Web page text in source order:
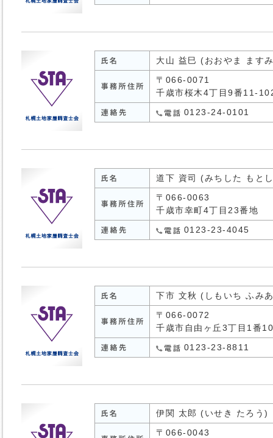
大山 益巳 (おおやま ます
〒066-0071
千歳市桜木4丁目9番11-
0123-24-0101
道下 資司 (みちした もと
〒066-0063
千歳市幸町4丁目23番地
0123-23-4045
下市 文秋 (しもいち ふみ
〒066-0072
千歳市自由ヶ丘3丁目1番
0123-23-8811
伊関 太郎 (いせき たろう)
〒066-0043